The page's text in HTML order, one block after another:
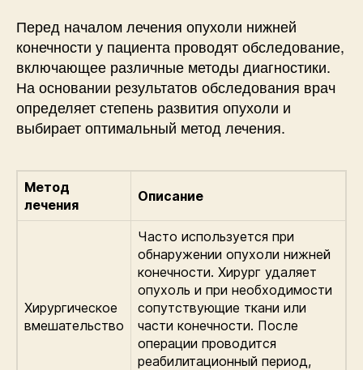
Перед началом лечения опухоли нижней
конечности у пациента проводят обследование,
включающее различные методы диагностики.
На основании результатов обследования врач
определяет степень развития опухоли и
выбирает оптимальный метод лечения.
Метод
лечения
Описание
Хирургическое
вмешательство
Часто используется при
обнаружении опухоли нижней
конечности. Хирург удаляет
опухоль и при необходимости
сопутствующие ткани или
части конечности. После
операции проводится
реабилитационный период,